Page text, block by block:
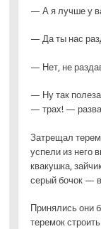
— А я лучше у
— Да ты нас
— Нет, не
— Ну так
— трах! —
Затрещал
успели из него
квакушка,
серый бочок —
Принялись они
теремок